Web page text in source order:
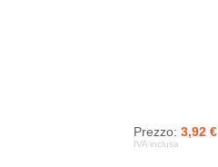
Prezzo: 3,92 €
IVA inclusa